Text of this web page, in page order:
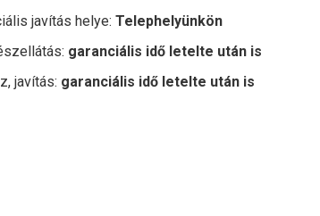
javítás helye: Telephelyünkön
garanciális idő letelte után is
javítás: garanciális idő letelte után is